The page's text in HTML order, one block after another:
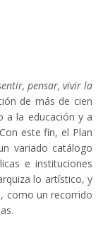
pensar, vivir la
de más de cien
a la educación y a
este fin, el Plan
variado catálogo
e instituciones
lo artístico, y
como un recorrido